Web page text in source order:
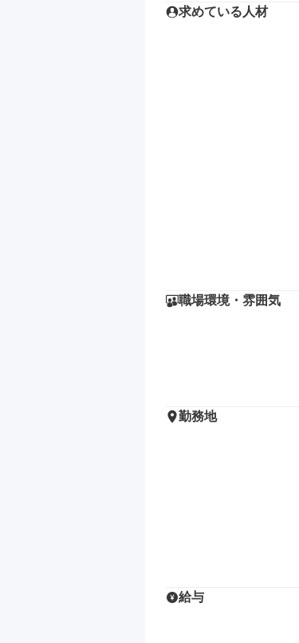
求めている人材
職場環境・雰囲気
勤務地
給与